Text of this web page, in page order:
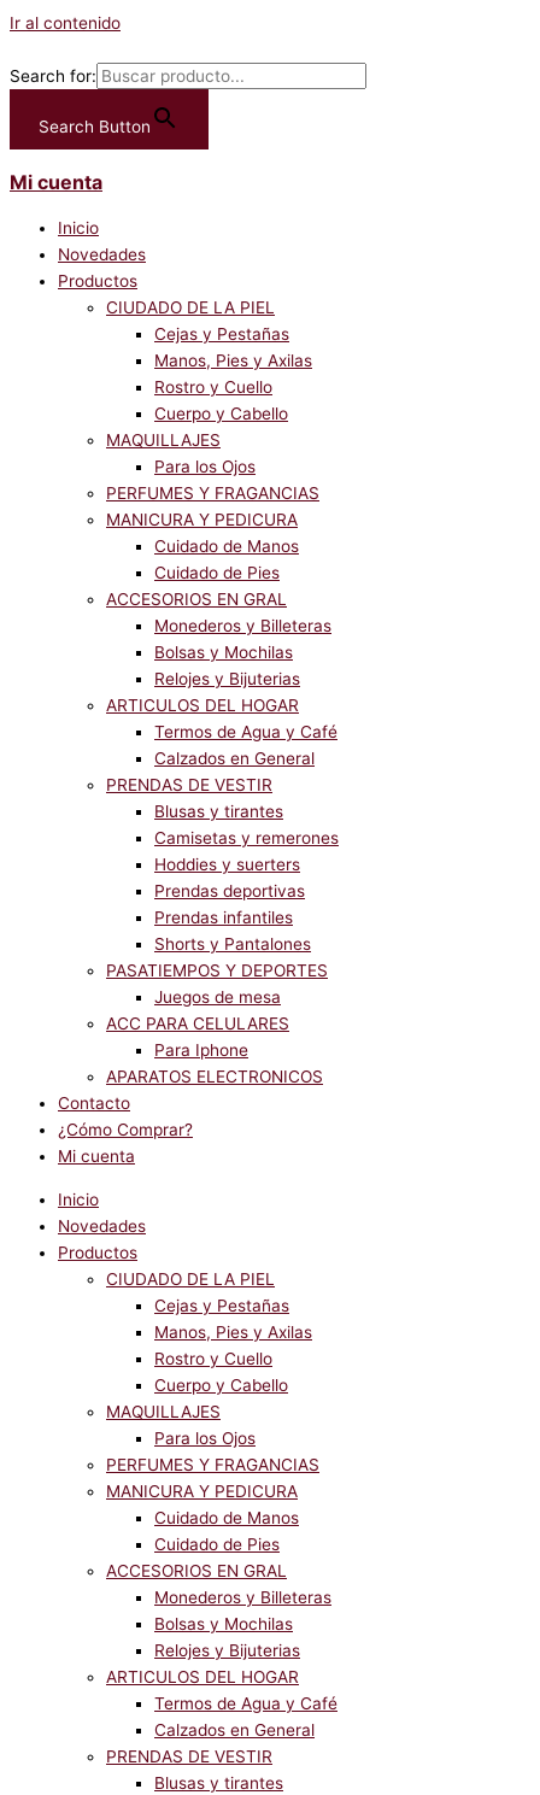
Ir al contenido
Search for:
Search Button
Mi cuenta
Inicio
Novedades
Productos
CIUDADO DE LA PIEL
Cejas y Pestañas
Manos, Pies y Axilas
Rostro y Cuello
Cuerpo y Cabello
MAQUILLAJES
Para los Ojos
PERFUMES Y FRAGANCIAS
MANICURA Y PEDICURA
Cuidado de Manos
Cuidado de Pies
ACCESORIOS EN GRAL
Monederos y Billeteras
Bolsas y Mochilas
Relojes y Bijuterias
ARTICULOS DEL HOGAR
Termos de Agua y Café
Calzados en General
PRENDAS DE VESTIR
Blusas y tirantes
Camisetas y remerones
Hoddies y suerters
Prendas deportivas
Prendas infantiles
Shorts y Pantalones
PASATIEMPOS Y DEPORTES
Juegos de mesa
ACC PARA CELULARES
Para Iphone
APARATOS ELECTRONICOS
Contacto
¿Cómo Comprar?
Mi cuenta
Inicio
Novedades
Productos
CIUDADO DE LA PIEL
Cejas y Pestañas
Manos, Pies y Axilas
Rostro y Cuello
Cuerpo y Cabello
MAQUILLAJES
Para los Ojos
PERFUMES Y FRAGANCIAS
MANICURA Y PEDICURA
Cuidado de Manos
Cuidado de Pies
ACCESORIOS EN GRAL
Monederos y Billeteras
Bolsas y Mochilas
Relojes y Bijuterias
ARTICULOS DEL HOGAR
Termos de Agua y Café
Calzados en General
PRENDAS DE VESTIR
Blusas y tirantes